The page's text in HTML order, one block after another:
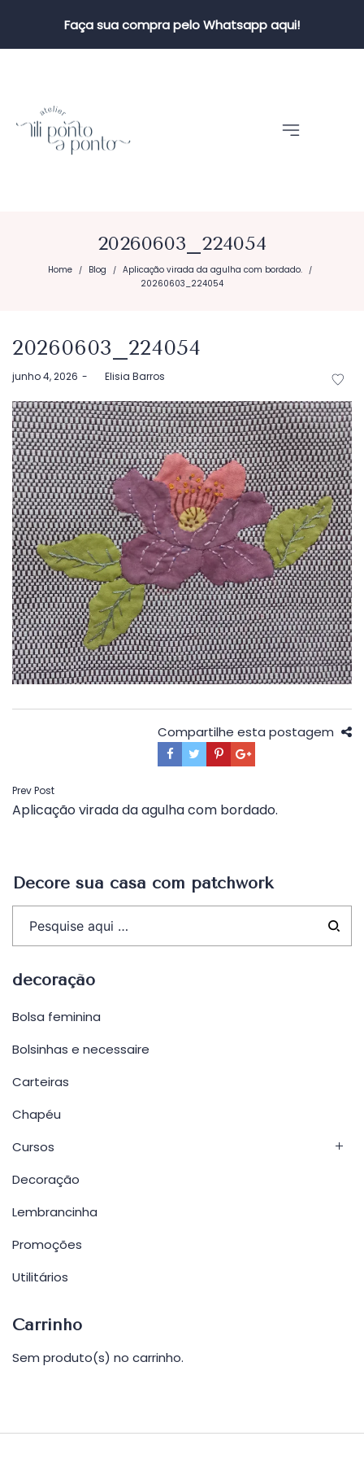
Faça sua compra pelo Whatsapp aqui!
20260603_224054
Home / Blog / Aplicação virada da agulha com bordado. /
20260603_224054
20260603_224054
Postado
junho 4, 2026 byElisia Barros
Compartilhe esta postagem
Navegação
de
Prev Post
Aplicação virada da agulha com bordado.
Decore sua casa com patchwork
decoração
Bolsa feminina
Bolsinhas e necessaire
Carteiras
Chapéu
Cursos
Decoração
Lembrancinha
Promoções
Utilitários
Carrinho
Sem produto(s) no carrinho.